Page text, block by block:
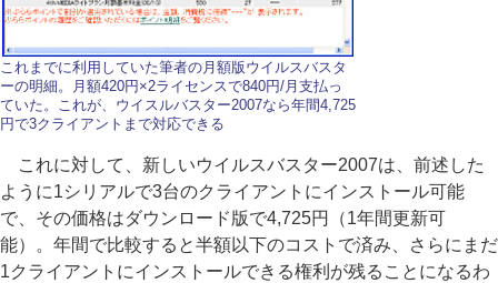
これまでに利用していた筆者の月額版ウイルスバスタ
ーの明細。月額420円×2ライセンスで840円/月支払っ
ていた。これが、ウイスルバスター2007なら年間4,725
円で3クライアントまで対応できる
これに対して、新しいウイルスバスター2007は、前述した
ように1シリアルで3台のクライアントにインストール可能
で、その価格はダウンロード版で4,725円（1年間更新可
能）。年間で比較すると半額以下のコストで済み、さらにまだ
1クライアントにインストールできる権利が残ることになるわ